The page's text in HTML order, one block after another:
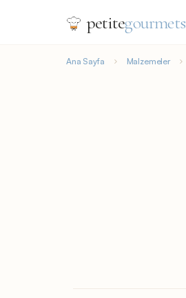
petitegourmets
Ana Sayfa Malzemeler